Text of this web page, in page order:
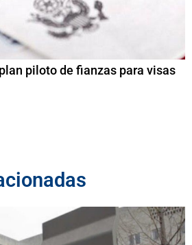
piloto de fianzas para visas